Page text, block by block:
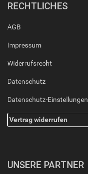
RECHTLICHES
AGB
Impressum
Widerrufsrecht
Datenschutz
Datenschutz-Einstellungen
Vertrag widerrufen
UNSERE PARTNER